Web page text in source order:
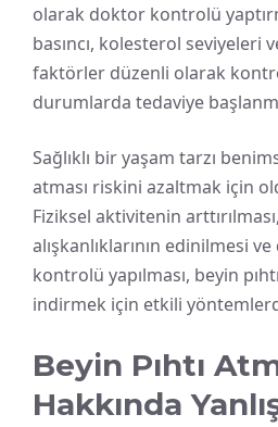
olarak doktor kontrolü
basıncı, kolesterol seviyeleri
faktörler düzenli olarak
durumlarda tedaviye
Sağlıklı bir yaşam tarzı
atması riskini azaltmak için
Fiziksel aktivitenin
alışkanlıklarının edinilmesi
kontrolü yapılması, beyin
indirmek için etkili
Beyin Pıhtı
Hakkında